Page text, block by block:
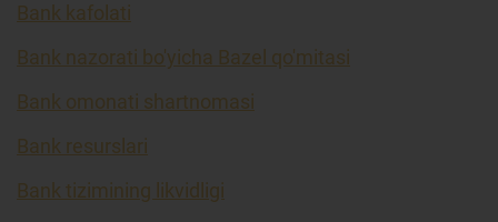
Bank kafolati
Bank nazorati bo'yicha Bazel qo'mitasi
Bank omonati shartnomasi
Bank resurslari
Bank tizimining likvidligi